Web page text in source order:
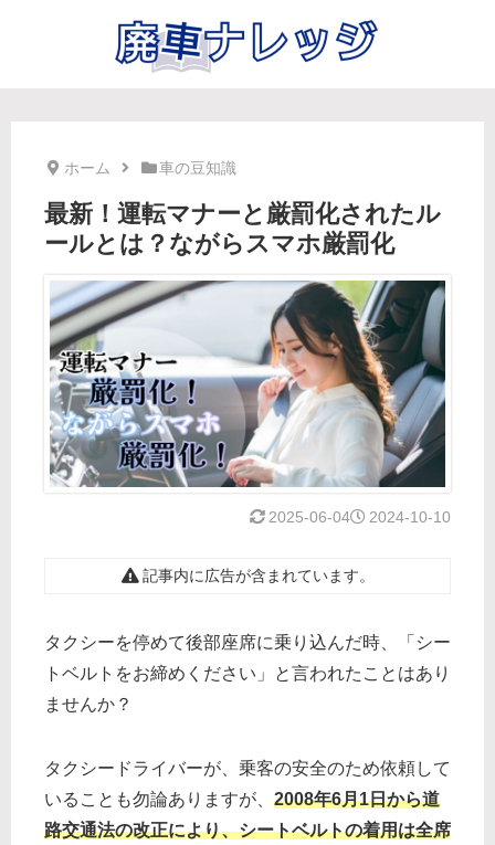
ホーム 車の豆知識
最新！運転マナーと厳罰化されたル
ールとは？ながらスマホ厳罰化
2024-10-10
2025-06-04
記事内に広告が含まれています。
タクシーを停めて後部座席に乗り込んだ時、「シー
トベルトをお締めください」と言われたことはあり
ませんか？
タクシードライバーが、乗客の安全のため依頼して
いることも勿論ありますが、 2008年6月1日から道
路交通法の改正により、シートベルトの着用は全席